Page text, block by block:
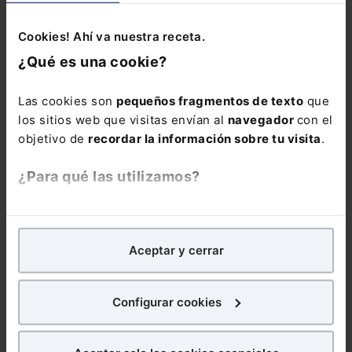
Cookies! Ahí va nuestra receta.
¿Qué es una cookie?
Las cookies son pequeños fragmentos de texto que
los sitios web que visitas envían al navegador con el
objetivo de recordar la información sobre tu visita.
¿Para qué las utilizamos?
analíticospara tratar demejorar tu experienciaen
nuestra página web. También con fines publicitarios,
para poder mostrarte publicidad y contenidos de tu
¿Qué puedes hacer?
Aceptar y cerrar
Configurar cookies
COMENTARIOS
COMENTAR
ALERTAS